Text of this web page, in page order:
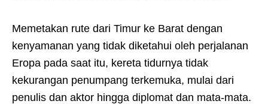
Memetakan rute dari Timur ke Barat dengan
kenyamanan yang tidak diketahui oleh perjalanan
Eropa pada saat itu, kereta tidurnya tidak
kekurangan penumpang terkemuka, mulai dari
penulis dan aktor hingga diplomat dan mata-mata.